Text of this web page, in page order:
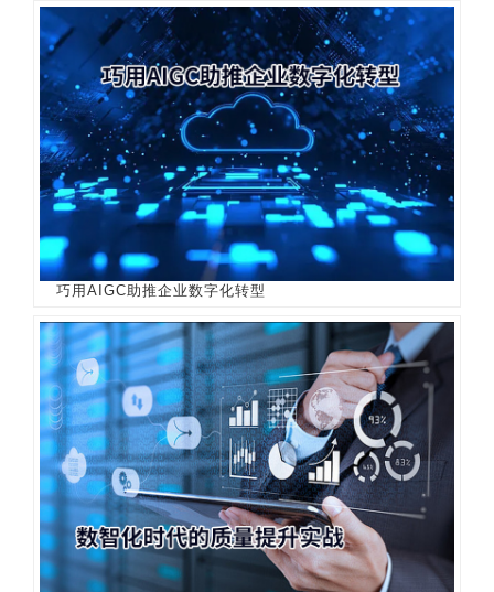
巧用AIGC助推企业数字化转型